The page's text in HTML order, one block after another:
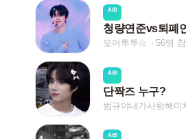
A/B
청량연준vs퇴폐
모아투투☆ 56명
A/B
단짝즈 누구?
범규야내가사랑해미
A/B